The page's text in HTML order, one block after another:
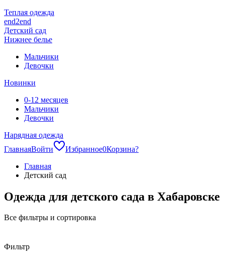
Теплая одежда
end2end
Детский сад
Нижнее белье
Мальчики
Девочки
Новинки
0-12 месяцев
Мальчики
Девочки
Нарядная одежда
ГлавнаяВойти Избранное0Корзина?
Главная
Детский сад
Одежда для детского сада в Хабаровске
Все фильтры и сортировка
Фильтр